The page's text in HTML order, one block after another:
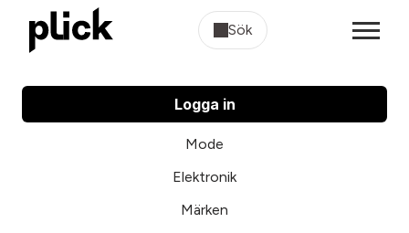
Sök
Logga in
Mode
Elektronik
Märken